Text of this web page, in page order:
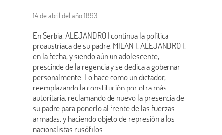
14 de abril del año 1893
En Serbia, ALEJANDRO I continua la política
proaustríaca de su padre, MILAN I. ALEJANDRO I,
en la fecha, y siendo aún un adolescente,
prescinde de la regencia y se dedica a gobernar
personalmente. Lo hace como un dictador,
reemplazando la constitución por otra más
autoritaria, reclamando de nuevo la presencia de
su padre para ponerlo al frente de las fuerzas
armadas, y haciendo objeto de represión a los
nacionalistas rusófilos.